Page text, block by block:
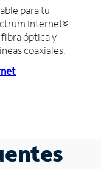
para tu
Internet®
óptica y
coaxiales.